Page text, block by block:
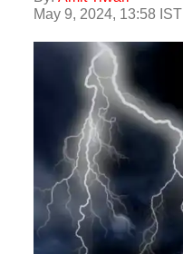
May 9, 2024, 13:58 IST